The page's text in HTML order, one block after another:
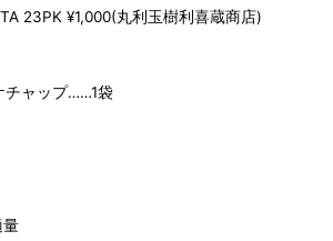
23PK ¥1,000(丸利玉樹利喜蔵商店)
チャップ……1袋